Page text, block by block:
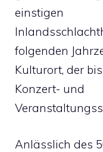
einstigen
folgenden
Kulturort, der
Konzert- und
Anlässlich des